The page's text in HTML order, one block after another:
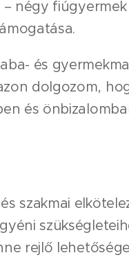
négy
és
dolgozom,
és
szakmai
rejlő